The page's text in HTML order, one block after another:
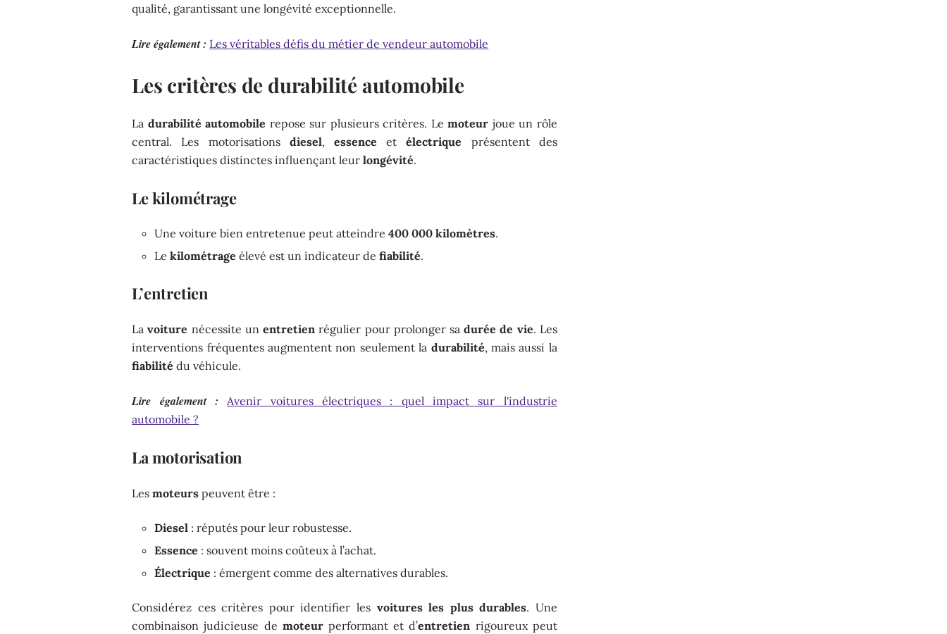
qualité, garantissant une longévité exceptionnelle.
Lire également : Les véritables défis du métier de vendeur automobile
Les critères de durabilité automobile
La durabilité automobile repose sur plusieurs critères. Lemoteur joue un rôle
central. Les motorisations diesel,essence etélectrique présentent des
caractéristiques distinctes influençant leurlongévité.
Le kilométrage
Une voiture bien entretenue peut atteindre400 000 kilomètres.
Lekilométrage élevé est un indicateur defiabilité.
L’entretien
Lavoiture nécessite unentretien régulier pour prolonger sadurée de vie. Les
interventions fréquentes augmentent non seulement la durabilité, mais aussi la
fiabilité du véhicule.
Lire également :
Avenir voitures électriques : quel impact sur l'industrie
automobile ?
La motorisation
Lesmoteurs peuvent être :
Diesel : réputés pour leur robustesse.
Essence : souvent moins coûteux à l’achat.
Électrique : émergent comme des alternatives durables.
Considérez ces critères pour identifier les voitures les plus durables. Une
combinaison judicieuse de moteurperformant et d’entretien rigoureux peut